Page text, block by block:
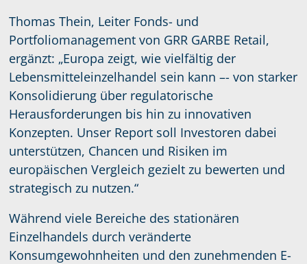
Thomas Thein, Leiter Fonds- und
Portfoliomanagement von GRR GARBE Retail,
ergänzt: „Europa zeigt, wie vielfältig der
Lebensmitteleinzelhandel sein kann –- von starker
Konsolidierung über regulatorische
Herausforderungen bis hin zu innovativen
Konzepten. Unser Report soll Investoren dabei
unterstützen, Chancen und Risiken im
europäischen Vergleich gezielt zu bewerten und
strategisch zu nutzen.“
Während viele Bereiche des stationären
Einzelhandels durch veränderte
Konsumgewohnheiten und den zunehmenden E-